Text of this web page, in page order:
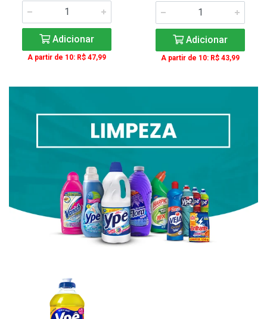
Adicionar
A partir de 10: R$ 47,99
Adicionar
A partir de 10: R$ 43,99